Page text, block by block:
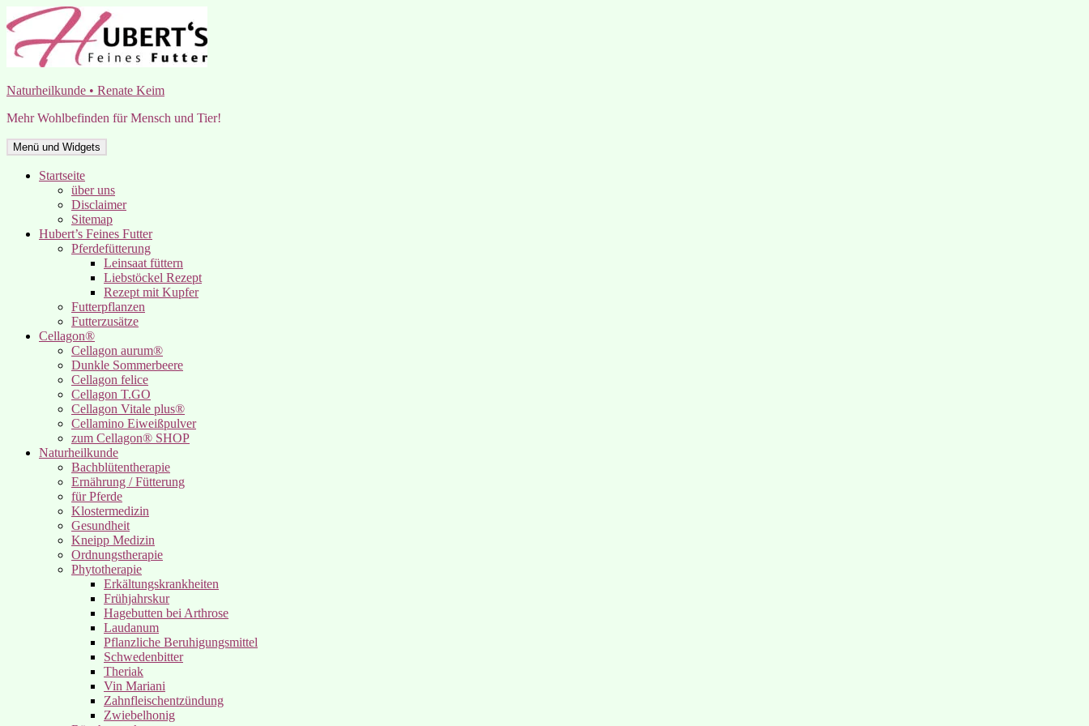
Zum
Inhalt
springen
Naturheilkunde • Renate Keim
Mehr Wohlbefinden für Mensch und Tier!
Menü und Widgets
Startseite
über uns
Disclaimer
Sitemap
Hubert’s Feines Futter
Pferdefütterung
Leinsaat füttern
Liebstöckel Rezept
Rezept mit Kupfer
Futterpflanzen
Futterzusätze
Cellagon®
Cellagon aurum®
Dunkle Sommerbeere
Cellagon felice
Cellagon T.GO
Cellagon Vitale plus®
Cellamino Eiweißpulver
zum Cellagon® SHOP
Naturheilkunde
Bachblütentherapie
Ernährung / Fütterung
für Pferde
Klostermedizin
Gesundheit
Kneipp Medizin
Ordnungstherapie
Phytotherapie
Erkältungskrankheiten
Frühjahrskur
Hagebutten bei Arthrose
Laudanum
Pflanzliche Beruhigungsmittel
Schwedenbitter
Theriak
Vin Mariani
Zahnfleischentzündung
Zwiebelhonig